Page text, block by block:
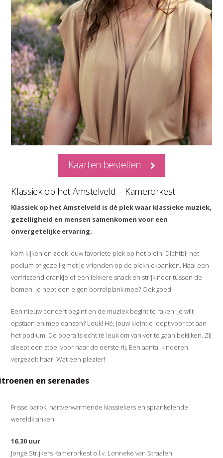
Kaarten bestellen
Klassiek op het Amstelveld – Kamerorkest
Klassiek op het Amstelveld is dé plek waar klassieke muziek,
gezelligheid en mensen samenkomen voor een
onvergetelijke ervaring.
Kom kijken en zoek jouw favoriete plek op het plein. Dichtbij het
podium of gezellig met je vrienden op de picknickbanken. Haal een
verfrissend drankje of een lekkere snack en strijk neer tussen de
bomen. Je hebt een eigen borrelplank mee? Ook goed!
Een nieuw concert begint en de muziek begint te raken. Je wilt
opstaan en mee dansen? Leuk! Hé, jouw kleintje loopt voor tot aan
het podium. De opera is echt té leuk om van ver te gaan bekijken. Zij
sleept een stoel voor naar de eerste rij. Een aantal kinderen
vergezelt haar. Wat een plezier!
en serenades
Frisse barok, hartverwarmende klassiekers en sprankelende
wereldklanken
16.30 uur
Jonge Strijkers Kamerorkest o.l.v. Lonneke van Straalen